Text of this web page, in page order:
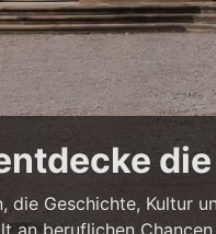
Geschichte, Kultur